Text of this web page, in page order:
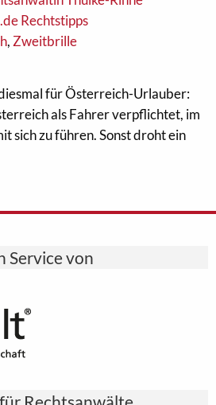
Rechtstipps
, Zweitbrille
für Österreich-Urlauber:
als Fahrer verpflichtet, im
sich zu führen. Sonst droht ein
Service von